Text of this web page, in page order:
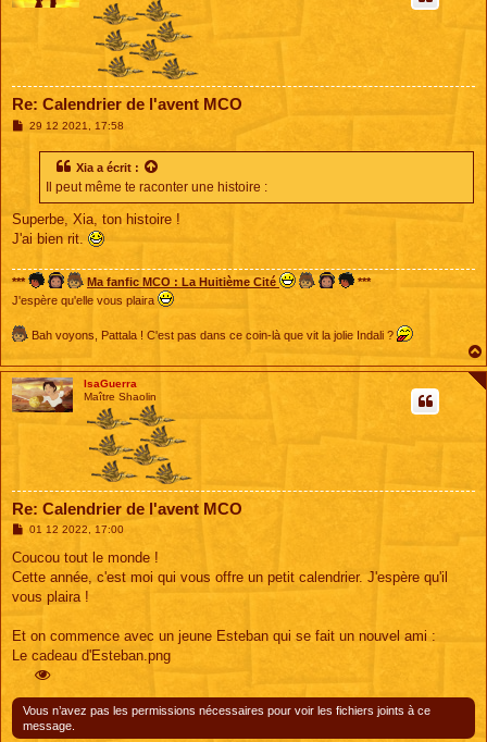
Re: Calendrier de l'avent MCO
M29 12 2021, 17:58
Xia a écrit :
Il peut même te raconter une histoire :
Superbe, Xia, ton histoire !
J'ai bien rit.
*** Ma fanfic MCO : La Huitième Cité
***
J'espère qu'elle vous plaira
Bah voyons, Pattala ! C'est pas dans ce coin-là que vit la jolie Indali ?
IsaGuerra
Maître Shaolin
Re: Calendrier de l'avent MCO
M
s
a
g
01 12 2022, 17:00
Coucou tout le monde !
Cette année, c'est moi qui vous offre un petit calendrier. J'espère qu'il
vous plaira !
Et on commence avec un jeune Esteban qui se fait un nouvel ami :
Le cadeau d'Esteban.png
Vous n’avez pas les permissions nécessaires pour voir les fichiers joints à ce
message.